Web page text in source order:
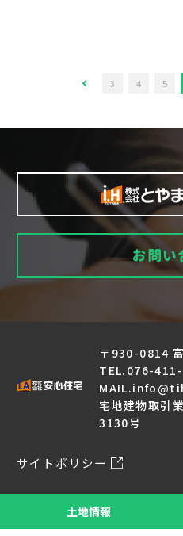
土地情報
3 4 5
〒930-0814
TEL.076-
宅地建物取引
3130号
サイトポリシー